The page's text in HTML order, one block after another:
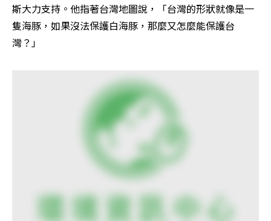
斯大力支持。他指著台灣地圖說，「台灣的形狀就像是一
隻海豚，如果沒法保護白海豚，那麼又怎麼能保護台
灣？」